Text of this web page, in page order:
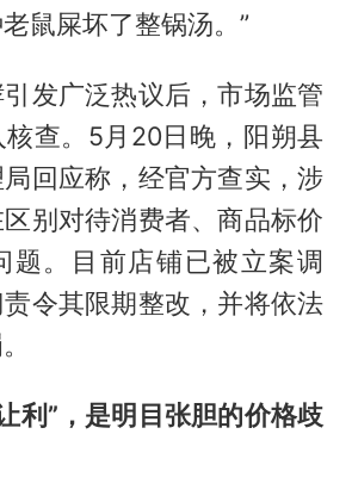
鼠屎坏了整锅汤。”
发广泛热议后，市场监管
查。5月20日晚，阳朔县
回应称，经官方查实，涉
别对待消费者、商品标价
题。目前店铺已被立案调
令其限期整改，并将依法
利” ，是明目张胆的价格歧